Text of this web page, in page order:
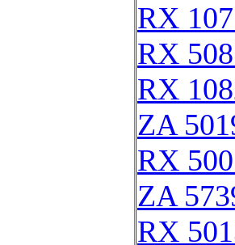
RX
RX
RX
ZA
RX
ZA
RX